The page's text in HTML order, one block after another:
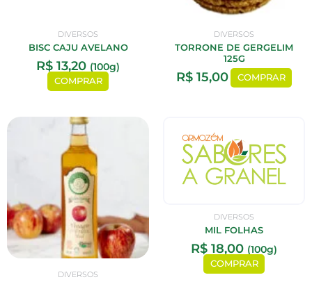
DIVERSOS
BISC CAJU AVELANO
R$ 13,20 (100g)
COMPRAR
DIVERSOS
TORRONE DE GERGELIM
125G
R$15,00 COMPRAR
DIVERSOS
DIVERSOS
MIL FOLHAS
R$ 18,00 (100g)
COMPRAR